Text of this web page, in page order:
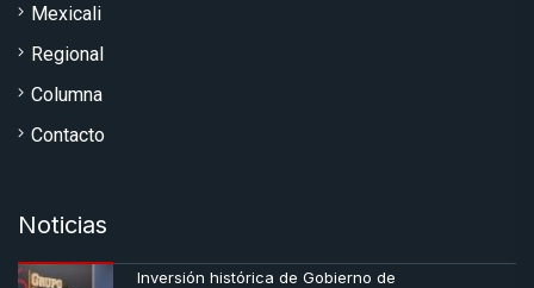
Mexicali
Regional
Columna
Contacto
Noticias
Inversión histórica de Gobierno de